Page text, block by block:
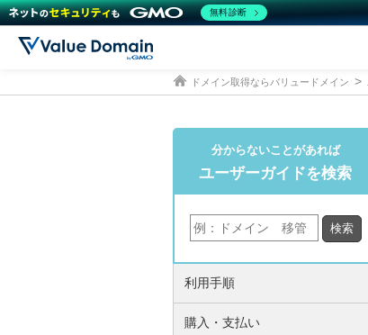
ドメイン取得ならバリュードメイン
分からないことがあれば
ユーザーガイドを検索
利用手順
購入・支払い
無料診断